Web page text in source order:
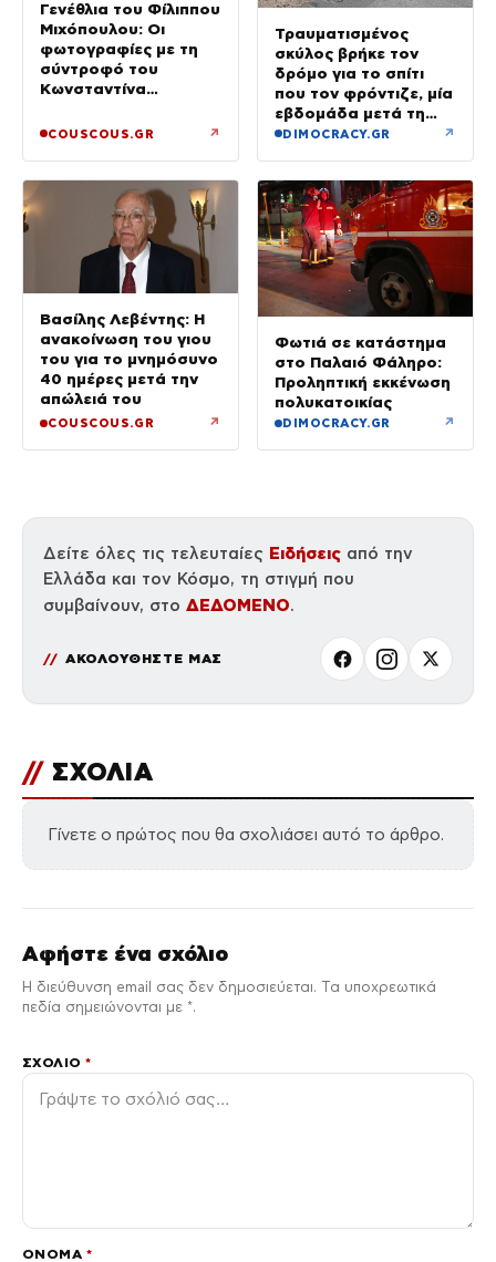
Γενέθλια του Φίλιππου
Μιχόπουλου: Οι
φωτογραφίες με τη
σύντροφό του
Κωνσταντίνα
δημόσιο «Σ’ αγαπώ»
COUSCOUS.GR ↗
Τραυματισμένος
σκύλος βρήκε τον
δρόμο για το σπίτι
που τον φρόντιζε, μία
εβδομάδα μετά τη
φωτιά στο Πόρτο
DIMOCRACY.GR ↗
Βασίλης Λεβέντης: Η
ανακοίνωση του γιου
του για το μνημόσυνο
40 ημέρες μετά την
απώλειά του
COUSCOUS.GR ↗
Φωτιά σε κατάστημα
στο Παλαιό Φάληρο:
Προληπτική εκκένωση
πολυκατοικίας
DIMOCRACY.GR ↗
Δείτε όλες τις τελευταίες Ειδήσεις από την
Ελλάδα και τον Κόσμο, τη στιγμή που
συμβαίνουν, στο ΔΕΔΟΜΕΝΟ.
ΑΚΟΛΟΥΘΗΣΤΕ ΜΑΣ
// ΣΧΟΛΙΑ
Γίνετε ο πρώτος που θα σχολιάσει αυτό το άρθρο.
Αφήστε ένα σχόλιο
Η διεύθυνση email σας δεν δημοσιεύεται. Τα υποχρεωτικά
πεδία σημειώνονται με *.
ΣΧΌΛΙΟ*
ΌΝΟΜΑ *